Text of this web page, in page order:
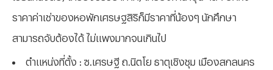
ราคาค่าเช่าของหอพักเศรษฐสิริก็มีราคาที่น้องๆ นักศึกษา
สามารถจับต้องได้ ไม่แพงมากจนเกินไป
ตำแหน่งที่ตั้ง : ซ.เศรษฐี ถ.นิตโย ธาตุเชิงชุม เมืองสกลนคร